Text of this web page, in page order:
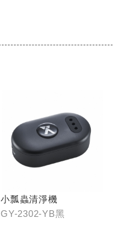
小瓢蟲清淨機
GY-2302-YB黑